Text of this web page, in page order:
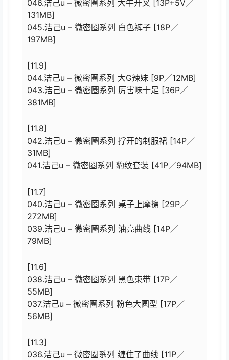
046.洁己u – 微密圈系列 大牛开叉 [13P+5V／
131MB]
045.洁己u – 微密圈系列 白色裤子 [18P／
197MB]
[11.9]
044.洁己u – 微密圈系列 大G辣妹 [9P／12MB]
043.洁己u – 微密圈系列 厉害味十足 [36P／
381MB]
[11.8]
042.洁己u – 微密圈系列 撑开的制服裙 [14P／
31MB]
041.洁己u – 微密圈系列 豹纹套装 [41P／94MB]
[11.7]
040.洁己u – 微密圈系列 桌子上摩擦 [29P／
272MB]
039.洁己u – 微密圈系列 油亮曲线 [14P／
79MB]
[11.6]
038.洁己u – 微密圈系列 黑色束带 [17P／
55MB]
037.洁己u – 微密圈系列 粉色大圆型 [17P／
56MB]
[11.3]
036.洁己u – 微密圈系列 缠住了曲线 [11P／